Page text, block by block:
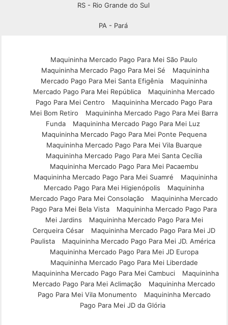
RS - Rio Grande do Sul
PA - Pará
Maquininha Mercado Pago Para Mei São Paulo
Maquininha Mercado Pago Para Mei Sé
Maquininha
Mercado Pago Para Mei Santa Efigênia
Maquininha
Mercado Pago Para Mei República
Maquininha Mercado
Pago Para Mei Centro
Maquininha Mercado Pago Para
Mei Bom Retiro
Maquininha Mercado Pago Para Mei Barra
Funda
Maquininha Mercado Pago Para Mei Luz
Maquininha Mercado Pago Para Mei Ponte Pequena
Maquininha Mercado Pago Para Mei Vila Buarque
Maquininha Mercado Pago Para Mei Santa Cecília
Maquininha Mercado Pago Para Mei Pacaembu
Maquininha Mercado Pago Para Mei Suamré
Maquininha
Mercado Pago Para Mei Higienópolis
Maquininha
Mercado Pago Para Mei Consolação
Maquininha Mercado
Pago Para Mei Bela Vista
Maquininha Mercado Pago Para
Mei Jardins
Maquininha Mercado Pago Para Mei
Cerqueira César
Maquininha Mercado Pago Para Mei JD
Paulista
Maquininha Mercado Pago Para Mei JD. América
Maquininha Mercado Pago Para Mei JD Europa
Maquininha Mercado Pago Para Mei Liberdade
Maquininha Mercado Pago Para Mei Cambuci
Maquininha
Mercado Pago Para Mei Aclimação
Maquininha Mercado
Pago Para Mei Vila Monumento
Maquininha Mercado
Pago Para Mei JD da Glória